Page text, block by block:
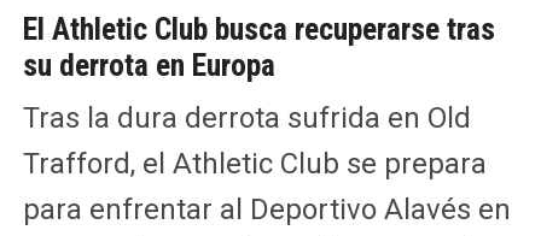
El Athletic Club busca recuperarse tras
su derrota en Europa
Tras la dura derrota sufrida en Old
Trafford, el Athletic Club se prepara
para enfrentar al Deportivo Alavés en